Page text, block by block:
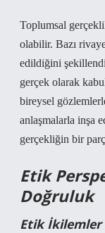
Toplumsal
olabilir. Bazı
edildiğini
gerçek olarak
bireysel
anlaşmalarla inşa
gerçekliğin bir
Etik
Doğruluk
Etik